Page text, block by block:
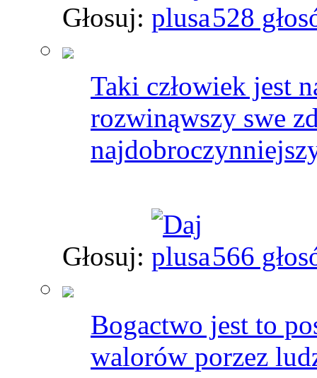
Głosuj: 528
Taki człowiek jest
rozwinąwszy swe
Głosuj: 566
Bogactwo jest to
walorów porzez